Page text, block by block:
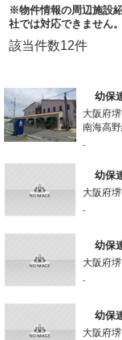
※物件情報の周辺施設
社では対応できません。
該当件数12件
幼保
大阪府
南海高
-
幼保
大阪府
-
幼保
大阪府
-
幼保
大阪府